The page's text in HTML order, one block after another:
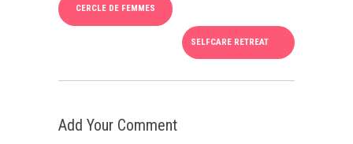
CERCLE DE FEMMES
SELFCARE RETREAT
Add Your Comment